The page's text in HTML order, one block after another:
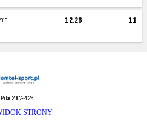
12.26 11
2007-2026
STRONY